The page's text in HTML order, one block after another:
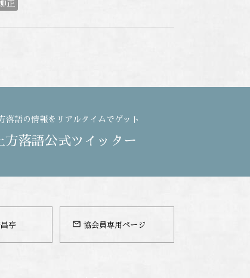
正
方落語の情報をリアルタイムでゲット
方落語公式ツイッター
亭 mail_outline 協会員専用ページ